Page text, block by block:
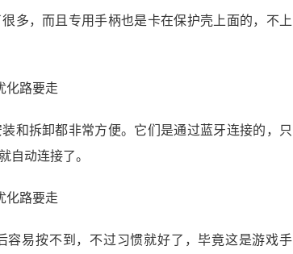
多，而且专用手柄也是卡在保护壳上面的，不上
和拆卸都非常方便。它们是通过蓝牙连接的，只
自动连接了。
容易按不到，不过习惯就好了，毕竟这是游戏手